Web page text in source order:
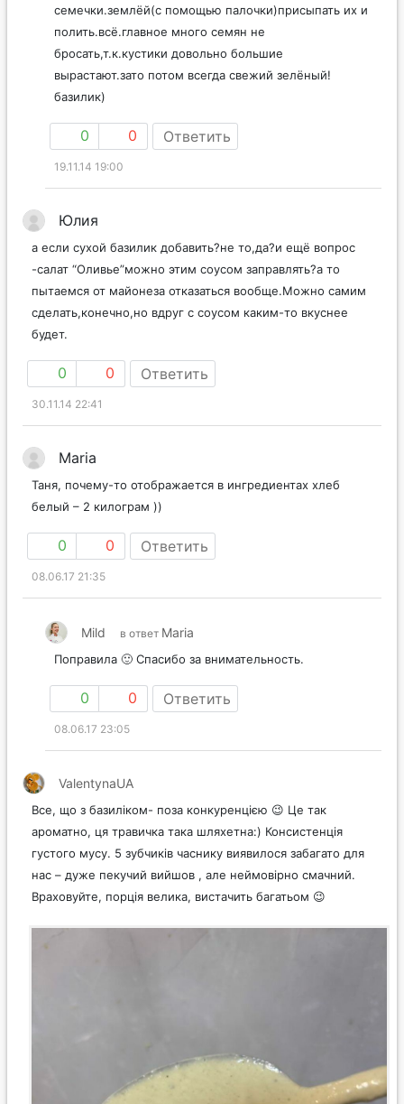
семечки.землёй(с помощью палочки)присыпать их и
полить.всё.главное много семян не
бросать,т.к.кустики довольно большие
вырастают.зато потом всегда свежий зелёный!
базилик)
0 0 Ответить
19.11.14 19:00
Юлия
а если сухой базилик добавить?не то,да?и ещё вопрос
-салат “Оливье”можно этим соусом заправлять?а то
пытаемся от майонеза отказаться вообще.Можно самим
сделать,конечно,но вдруг с соусом каким-то вкуснее
будет.
0 0 Ответить
30.11.14 22:41
Maria
Таня, почему-то отображается в ингредиентах хлеб
белый – 2 килограм ))
0 0 Ответить
08.06.17 21:35
Mild в ответ Maria
Поправила 🙂 Спасибо за внимательность.
0 0 Ответить
08.06.17 23:05
ValentynaUA
Все, що з базиліком- поза конкуренцією 😉 Це так
ароматно, ця травичка така шляхетна:) Консистенція
густого мусу. 5 зубчиків часнику виявилося забагато для
нас – дуже пекучий вийшов , але неймовірно смачний.
Враховуйте, порція велика, вистачить багатьом 😉